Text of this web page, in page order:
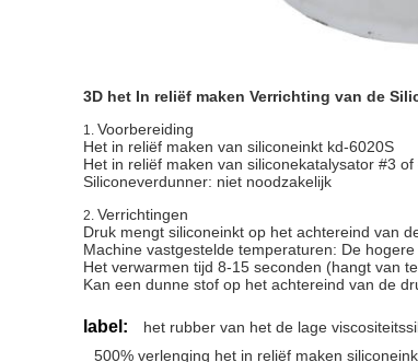
3D het In reliëf maken Verrichting van de
1. Voorbereiding
Het in reliëf maken van siliconeinkt kd-6020S
Het in reliëf maken van siliconekatalysator #3
Siliconeverdunner: niet noodzakelijk
2. Verrichtingen
Druk mengt siliconeinkt op het achtereind van
Machine vastgestelde temperaturen: De
Het verwarmen tijd 8-15 seconden (hangt van
Kan een dunne stof op het achtereind van de
label: het rubber van het de lage
500% verlenging het in reliëf maken